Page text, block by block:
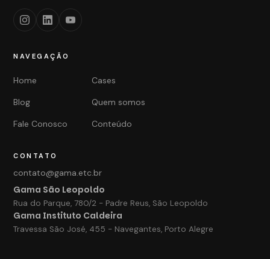
NAVEGAÇÃO
Home
Cases
Blog
Quem somos
Fale Conosco
Conteúdo
CONTATO
contato@gama.etc.br
Gama São Leopoldo
Rua do Parque, 780/2 - Padre Reus, São Leopoldo
Gama Instituto Caldeira
Travessa São José, 455 - Navegantes, Porto Alegre